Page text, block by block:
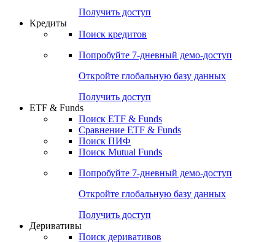
Попробуйте7-дневный
Откройте глобальную базу данных
Получить доступ
Поиск кредитов
Попробуйте7-дневный
Откройте глобальную базу данных
Получить доступ
ETF & Funds
Сравнение ETF & Funds
Поиск Mutual Funds
Попробуйте7-дневный
Откройте глобальную базу данных